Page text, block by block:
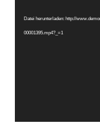
Datei herunterladen: http://
00001395.mp4?_=1